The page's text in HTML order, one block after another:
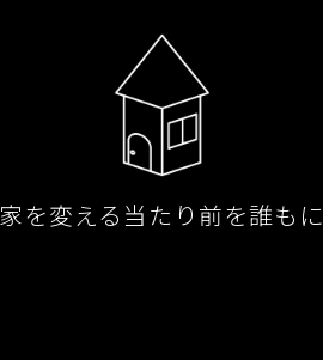
家を変える当たり前を誰もに